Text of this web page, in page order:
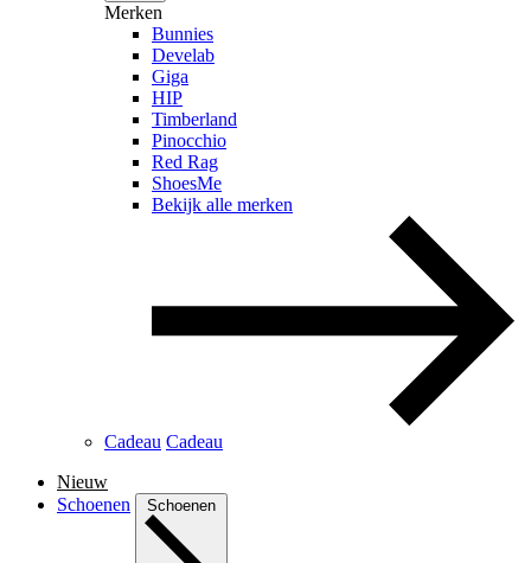
Merken
Bunnies
Develab
Giga
HIP
Timberland
Pinocchio
Red Rag
ShoesMe
Bekijk alle merken
Cadeau Cadeau
Nieuw
Schoenen
Schoenen